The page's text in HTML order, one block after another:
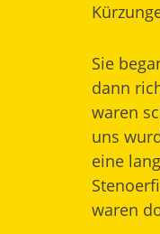
Sie
dann
waren
uns
eine
waren